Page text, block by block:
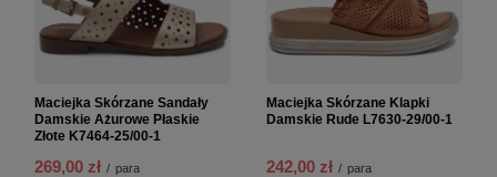
Maciejka Skórzane Sandały
Damskie Ażurowe Płaskie
Złote K7464-25/00-1
269,00 zł / para
Maciejka Skórzane Klapki
Damskie Rude L7630-29/00-1
242,00 zł / para